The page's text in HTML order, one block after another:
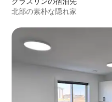
北部の素朴な隠れ家